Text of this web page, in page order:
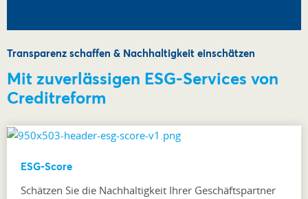
Transparenz schaffen & Nachhaltigkeit einschätzen
Mit zuverlässigen ESG-Services von
Creditreform
ESG-Score
Schätzen Sie die Nachhaltigkeit Ihrer Geschäftspartner